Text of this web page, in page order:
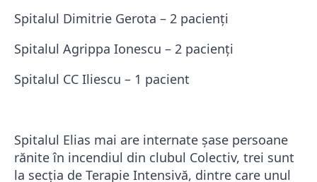
Spitalul Dimitrie Gerota – 2 pacienţi
Spitalul Agrippa Ionescu – 2 pacienţi
Spitalul CC Iliescu – 1 pacient
Spitalul Elias mai are internate şase persoane
rănite în incendiul din clubul Colectiv, trei sunt
la secţia de Terapie Intensivă, dintre care unul